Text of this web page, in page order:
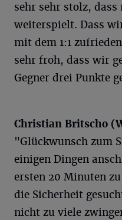
sehr sehr stolz, dass
weiterspielt. Dass
mit dem 1:1
sehr froh, dass wir
Gegner drei Punkte
Christian Britscho
"Glückwunsch zum
einigen Dingen
ersten 20 Minuten
die Sicherheit
nicht zu viele